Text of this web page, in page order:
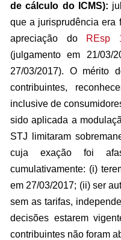
de cálculo do ICMS):
que a jurisprudência era
apreciação do REsp
(julgamento em 21/
27/03/2017). O mérito
contribuintes,
inclusive de
sido aplicada a
STJ limitaram
cuja exação foi
cumulativamente: (i)
em 27/03/2017; (ii) ser
sem as tarifas,
decisões estarem
contribuintes não foram